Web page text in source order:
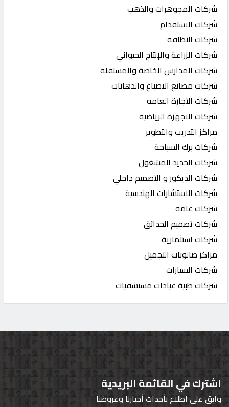
شركات المجوهرات والذهب
شركات الاستقدام
شركات النظافة
شركات الزراعة والإنتاج الحيواني
شركات المدارس الخاصة والمستقلة
شركات مصانع الاصباغ والدهانات
شركات التجارة العامه
شركات الاجهزة الرياضية
مراكز التدريب والتطوير
شركات برك السباحة
شركات الحديد المشغول
شركات الديكور و التصميم داخلي
شركات الاستشارات الهندسية
شركات عامة
شركات تصميم الحدائق
شركات استثمارية
مراكز صالونات التجميل
شركات السيارات
شركات طبية عيادات مستشفيات
اشترك في القائمة البريدية
وابق على اطلاع بأحداث أخبارنا وعروضنا